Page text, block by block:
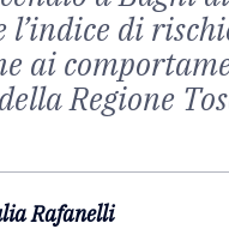
l’indice di
ai
Regione
Rafanelli